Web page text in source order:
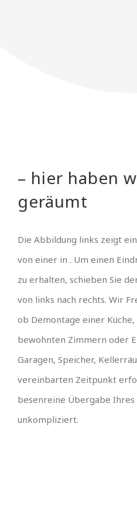
– hier haben
geräumt
Die Abbildung links zeigt
von einer in . Um einen
zu erhalten, schieben Sie
von links nach rechts. Wir
ob Demontage einer Küche,
bewohnten Zimmern oder
Garagen, Speicher,
vereinbarten Zeitpunkt
besenreine Übergabe
unkompliziert.